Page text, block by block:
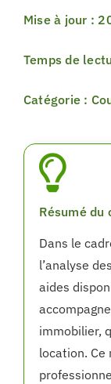
Mise à jour :
Temps de
Catégorie :
Résumé du
Dans le
l’analyse
aides
immobilier,
location.